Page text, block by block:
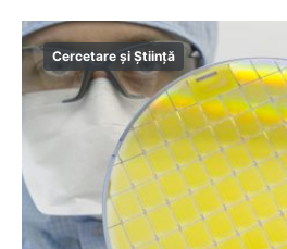
Cercetare și Știință